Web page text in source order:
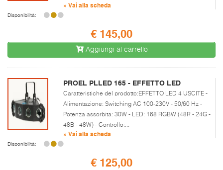
» Vai alla scheda
Disponibilità:
€ 145,00
Aggiungi al carrello
PROEL PLLED 165 - EFFETTO LED
Caratteristiche del prodotto:EFFETTO LED 4 USCITE -
Alimentazione: Switching AC 100-230V - 50/60 Hz -
Potenza assorbita: 30W - LED: 168 RGBW (48R - 24G -
48B - 48W) - Controllo:...
» Vai alla scheda
Disponibilità:
€ 125,00